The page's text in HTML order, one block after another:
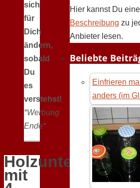
sich
für
Dich
ändern,
sobald
Du
es
verstehst!
*Werbung
Ende*
Holzuntersetzer
mit
Hier kannst Du eine
Beschreibung zu
Anbieter lesen.
Beliebte
Einfrieren mal
anders (im